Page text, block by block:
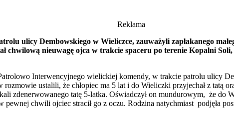
Reklama
ulicy Dembowskiego w Wieliczce, zauważyli zapłakanego
chwilową nieuwagę ojca w trakcie spaceru po terenie Kopalni
Interwencyjnego wielickiej komendy, w trakcie patrolu ulicy
rozmowie ustalili, że chłopiec ma 5 lat i do Wieliczki przyjechał z tatą
zdenerwowanego tatę 5-latka. Oświadczył on mundurowym, że do
chwili ojciec stracił go z oczu. Rodzina natychmiast podjęła